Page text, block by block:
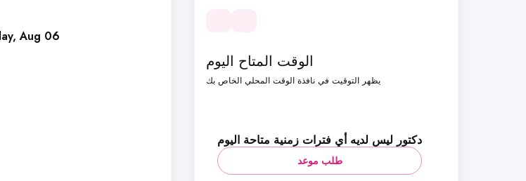
Aug 06
الوقت المتاح اليوم
يظهر التوقيت في نافذة الوقت المحلي الخاص بك
دكتور ليس لديه أي فترات زمنية متاحة اليوم
طلب موعد